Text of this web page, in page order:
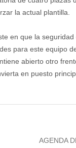
la actual plantilla.
en que la
para este equipo
abierto otro
en puesto
Next
AGENDA